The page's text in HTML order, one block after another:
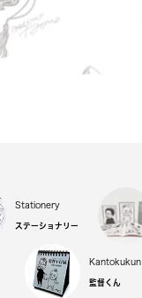
Stationery
ステーショナリー
Kantokukun
監督くん